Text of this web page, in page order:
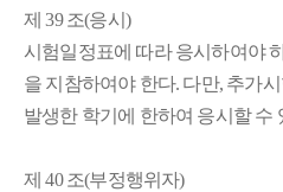
제 39 조(응시)
시험일정표에 따라 응시하여야
을 지참하여야 한다. 다만, 추가
발생한 학기에 한하여 응시할 수
제 40 조(부정행위자)